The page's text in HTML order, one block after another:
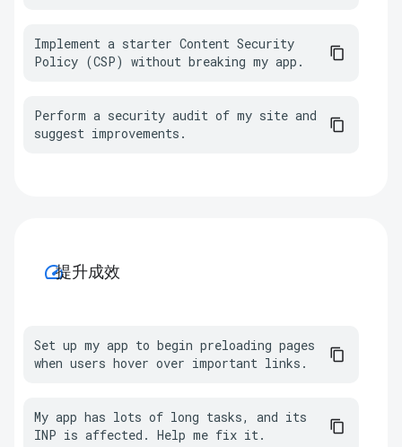
Implement a starter Content Security
Policy (CSP) without breaking my app.
Perform a security audit of my site and
suggest improvements.
speed提升成效
Set up my app to begin preloading pages
when users hover over important links.
My app has lots of long tasks, and its
INP is affected. Help me fix it.